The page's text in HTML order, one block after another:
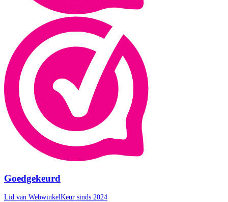
Goedgekeurd
Lid van WebwinkelKeur sinds 2024